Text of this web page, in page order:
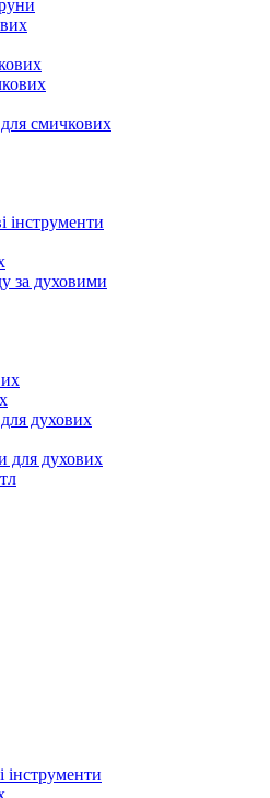
смичкових
інструменти
за духовими
духових
для духових
інструменти